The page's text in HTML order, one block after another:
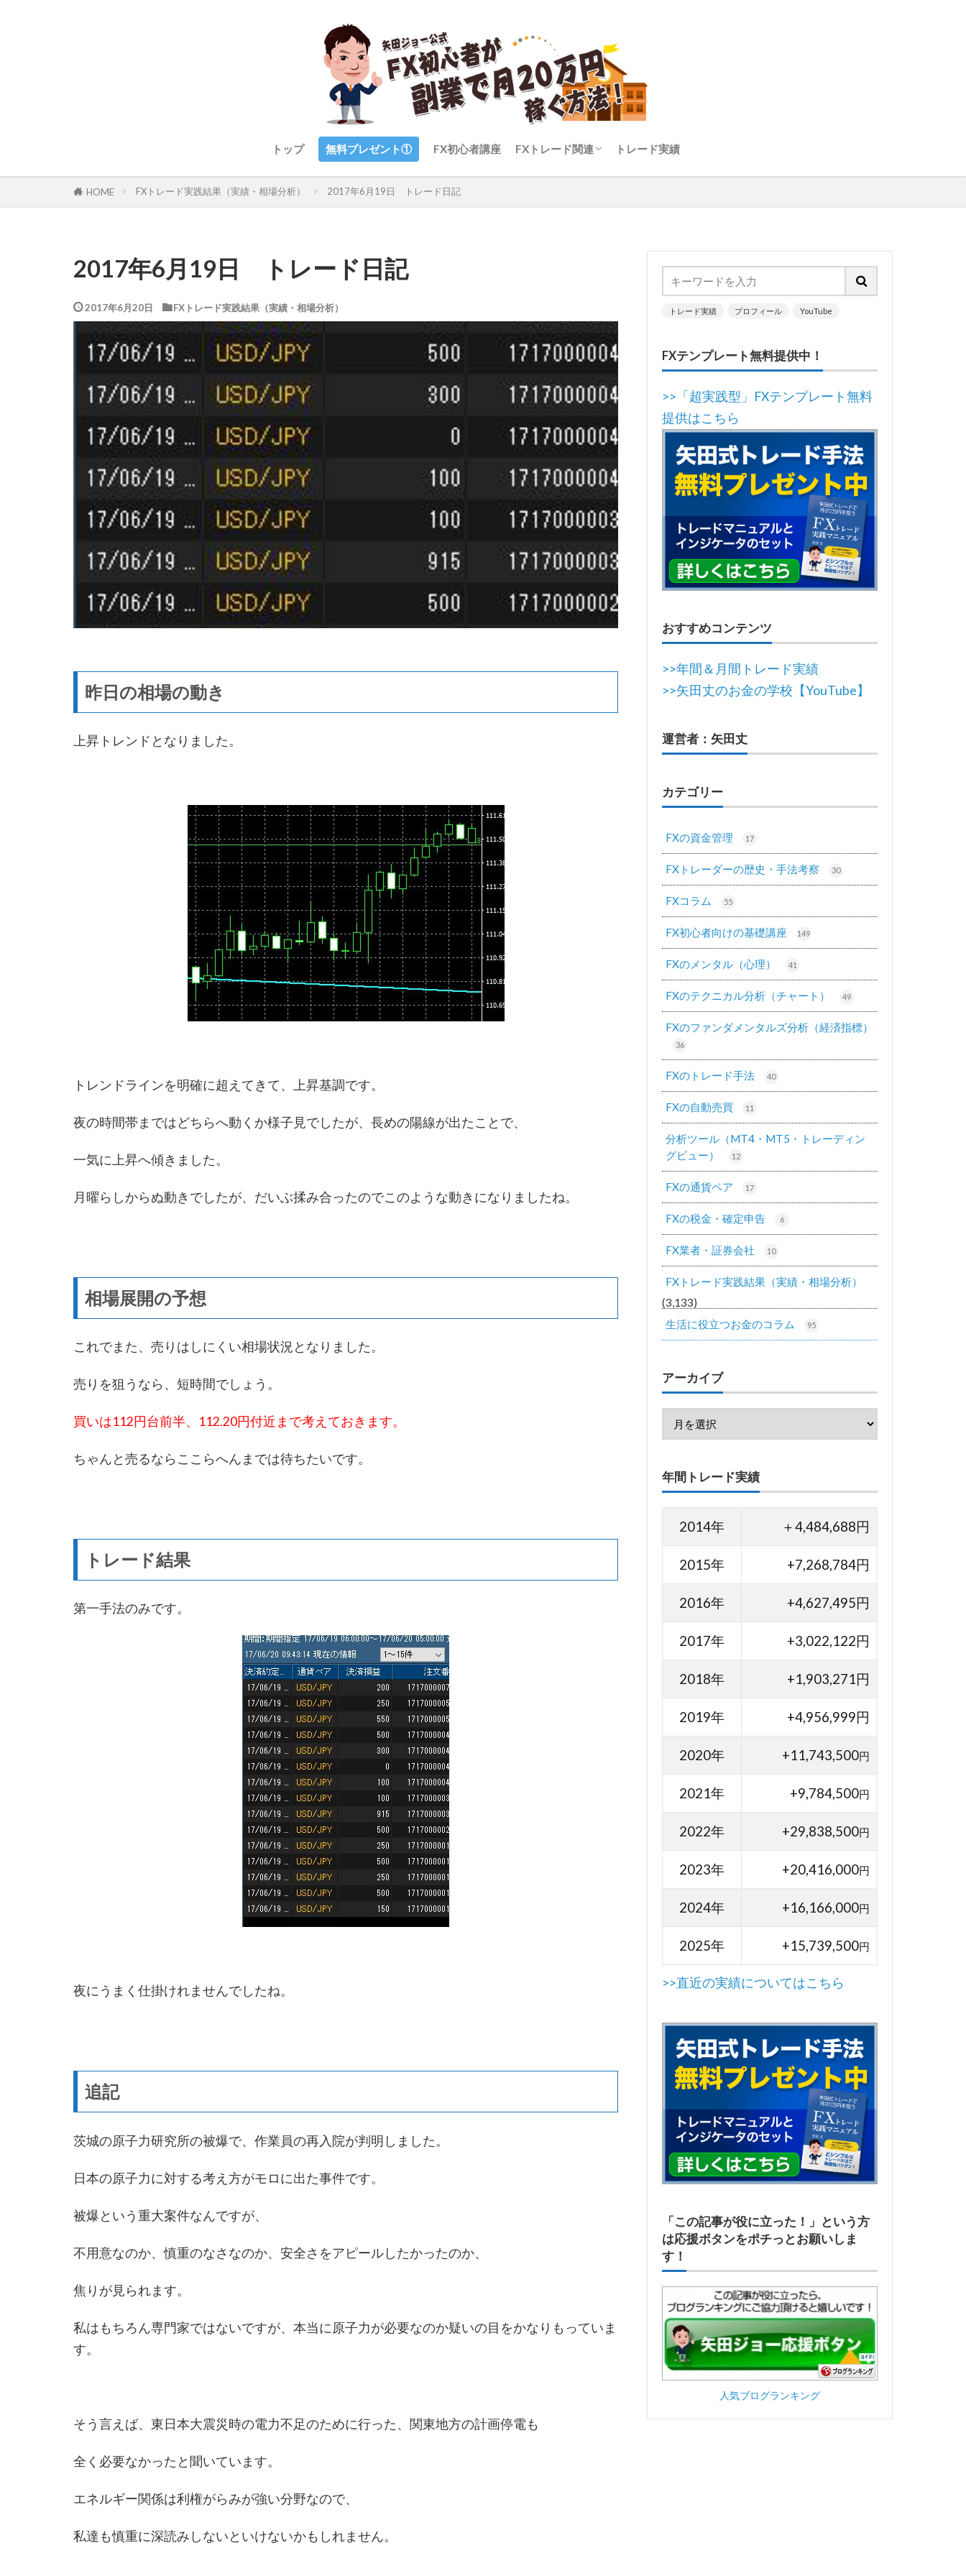
トップ 無料プレゼント① FX初心者講座 FXトレード関連 トレード実績
HOME FXトレード実践結果（実績・相場分析） 2017年6月19日 トレード日記
2017年6月19日 トレード日記
2017年6月20日 FXトレード実践結果（実績・相場分析）
昨日の相場の動き
上昇トレンドとなりました。
トレンドラインを明確に超えてきて、上昇基調です。
夜の時間帯まではどちらへ動くか様子見でしたが、長めの陽線が出たことで、
一気に上昇へ傾きました。
月曜らしからぬ動きでしたが、だいぶ揉み合ったのでこのような動きになりましたね。
相場展開の予想
これでまた、売りはしにくい相場状況となりました。
売りを狙うなら、短時間でしょう。
買いは112円台前半、112.20円付近まで考えておきます。
ちゃんと売るならここらへんまでは待ちたいです。
トレード結果
第一手法のみです。
夜にうまく仕掛けれませんでしたね。
追記
茨城の原子力研究所の被爆で、作業員の再入院が判明しました。
日本の原子力に対する考え方がモロに出た事件です。
被爆という重大案件なんですが、
不用意なのか、慎重のなさなのか、安全さをアピールしたかったのか、
焦りが見られます。
私はもちろん専門家ではないですが、本当に原子力が必要なのか疑いの目をかなりもっていま
す。
そう言えば、東日本大震災時の電力不足のために行った、関東地方の計画停電も
全く必要なかったと聞いています。
エネルギー関係は利権がらみが強い分野なので、
私達も慎重に深読みしないといけないかもしれません。
トレード実績 プロフィール YouTube
FXテンプレート無料提供中！
>>「超実践型」FXテンプレート無料
提供はこちら
おすすめコンテンツ
>>年間＆月間トレード実績
>>矢田丈のお金の学校【YouTube】
運営者：矢田丈
カテゴリー
FXの資金管理 17
FXトレーダーの歴史・手法考察 30
FXコラム 55
FX初心者向けの基礎講座 149
FXのメンタル（心理） 41
FXのテクニカル分析（チャート） 49
FXのファンダメンタルズ分析（経済指標）
36
FXのトレード手法 40
FXの自動売買 11
分析ツール（MT4・MT5・トレーディン
グビュー）
12
FXの通貨ペア 17
FXの税金・確定申告 6
FX業者・証券会社 10
FXトレード実践結果（実績・相場分析）
(3,133)
生活に役立つお金のコラム
95
アーカイブ
年間トレード実績
2014年 ＋4,484,688円
2015年 +7,268,784円
2016年 +4,627,495円
2017年 +3,022,122円
2018年 +1,903,271円
2019年 +4,956,999円
2020年 +11,743,500円
2021年 +9,784,500円
2022年 +29,838,500円
2023年 +20,416,000円
2024年 +16,166,000円
2025年 +15,739,500円
>>直近の実績についてはこちら
「この記事が役に立った！」という方
は応援ボタンをポチっとお願いしま
す！
人気ブログランキング